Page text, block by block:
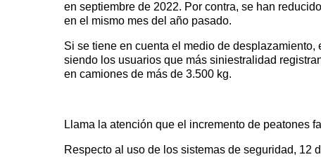
en septiembre de 2022. Por contra, se han
en el mismo mes del año pasado.
Si se tiene en cuenta el medio de
siendo los usuarios que más siniestralidad
en camiones de más de 3.500 kg.
Llama la atención que el incremento de peatones
Respecto al uso de los sistemas de seguridad, 12